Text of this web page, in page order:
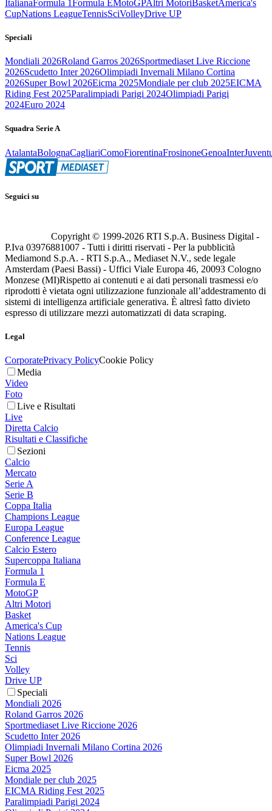
Italiana Formula 1 Formula EMotoGPAltri Motori BasketAmerica's
CupNations LeagueTennisSciVolleyDrive UP
Speciali
Mondiali 2026Roland Garros 2026Sportmediaset Live Riccione
2026Scudetto Inter 2026Olimpiadi Invernali Milano Cortina
2026Super Bowl 2026Eicma 2025Mondiale per club 2025EICMA
Riding Fest 2025Paralimpiadi Parigi 2024Olimpiadi Parigi
2024Euro 2024
Squadra Serie A
AtalantaBolognaCagliariComoFiorentinaFrosinoneGenoaInter
Seguici su
Copyright © 1999-2026 RTI S.p.A. Business Digital -
P.Iva 03976881007 - Tutti i diritti riservati - Per la pubblicità
Mediamond S.p.A. - RTI S.p.A., Mediaset N.V., sede legale
Amsterdam (Paesi Bassi) - Uffici Viale Europa 46, 20093 Cologno
Monzese (MI)Rispetto ai contenuti e ai dati personali trasmessi e/o
riprodotti è vietata ogni utilizzazione funzionale all’addestramento di
sistemi di intelligenza artificiale generativa. È altresì fatto divieto
espresso di utilizzare mezzi automatizzati di data scraping.
Legal
CorporatePrivacy PolicyCookie Policy
Media
Video
Foto
Live e Risultati
Live
Diretta Calcio
Risultati e Classifiche
Sezioni
Calcio
Mercato
Serie A
Serie B
Coppa Italia
Champions League
Europa League
Conference League
Calcio Estero
Supercoppa Italiana
Formula 1
Formula E
MotoGP
Altri Motori
Basket
America's Cup
Nations League
Tennis
Sci
Volley
Drive UP
Speciali
Mondiali 2026
Roland Garros 2026
Sportmediaset Live Riccione 2026
Scudetto Inter 2026
Olimpiadi Invernali Milano Cortina 2026
Super Bowl 2026
Eicma 2025
Mondiale per club 2025
EICMA Riding Fest 2025
Paralimpiadi Parigi 2024